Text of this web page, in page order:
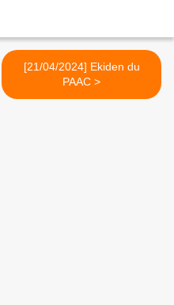
[21/04/2024] Ekiden du
PAAC >